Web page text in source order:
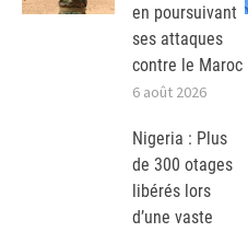
en poursuivant
ses attaques
contre le Maroc
6 août 2026
Nigeria : Plus
de 300 otages
libérés lors
d’une vaste